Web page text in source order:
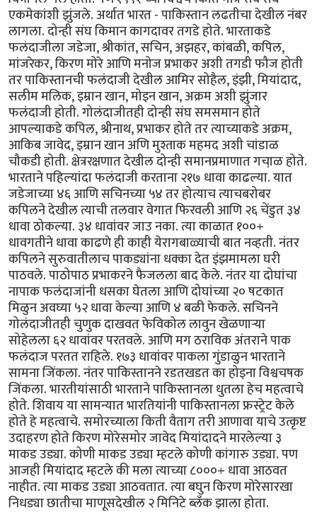
एकमेकांशी झुंजले. अर्थात भारत - पाकिस्तान लढतीचा देखील नंबर
लागला. दोन्ही संघ किमान कागदावर तगडे होते. भारताकडे
फलंदाजीला जडेजा, श्रीकांत, सचिन, अझहर, कांबळी, कपिल,
मांजरेकर, किरण मोरे आणि मनोज प्रभाकर अशी तगडी फौज होती
तर पाकिस्तानची फलंदाजी देखील आमिर सोहैल, इंझी, मियांदाद,
सलीम मलिक, इम्रान खान, मोइन खान, अक्रम अशी झुंजार
फलंदाजी होती. गोलंदाजीतही दोन्ही संघ समसमान होते
आपल्याकडे कपिल, श्रीनाथ, प्रभाकर होते तर त्याच्याकडे अक्रम,
आकिब जावेद, इम्रान खान अणि मुश्ताक महमद अशी चांडाळ
चौकडी होती. क्षेत्ररक्षणात देखील दोन्ही समानप्रमाणात गचा़ळ होते.
भारताने पहिल्यांदा फलंदाजी करताना २१७ धावा काढल्या. यात
जडेजाच्या ४६ आणि सचिनच्या ५४ तर होत्याच त्याचबरोबर
कपिलने देखील त्याची तलवार वेगात फिरवली आणि २६ चेंडुत ३४
धावा ठोकल्या. ३४ धावांवर जाउ नका. त्या काळात १००+
धावगतीने धावा काढणे ही काही येरागबाळ्याची बात नव्हती. नंतर
कपिलने सुरुवातीलाच पाकड्यांना धक्का देत इंझमामला घरी
पाठवले. पाठोपाठ प्रभाकरने फैजलला बाद केले. नंतर या दोघांचा
नापाक फलंदाजांनी धसका घेतला आणि दोघांच्या २० षटकात
मिळुन अवघ्या ५२ धावा केल्या आणि ४ बळी फेकले. सचिनने
गोलंदाजीतही चुणुक दाखवत फेविकोल लावुन खेळणार्‍या
सोहेलला ६२ धावांवर परतवले. आणि मग ठराविक अंतराने पाक
फलंदाज परतत राहिले. १७३ धावांवर पाकला गुंडाळुन भारताने
सामना जिंकला. नंतर पाकिस्तानने रडतखडत का होइना विश्वचषक
जिंकला. भारतीयांसाठी भारताने पाकिस्तानला धुतला हेच महत्वाचे
होते. शिवाय या सामन्यात भारतियांनी पाकिस्तानला फ्रस्ट्रेट केले
होते हे महत्वाचे. समोरच्याला किती वैताग तरी आणावा याचे उत्कृष्ट
उदाहरण होते किरण मोरेसमोर जावेद मियांदादने मारलेल्या ३
माकड उड्या. कोणी माकड उड्या म्हटले कोणी कांगारु उड्या. पण
आजही मियांदाद म्हटले की मला त्याच्या ८०००+ धावा आठवत
नाहीत. त्या माकड उड्या आठवतात. त्या बघुन किरण मोरेसारखा
निधड्या छातीचा माणूसदेखील २ मिनिटे ब्लँक झाला होता.